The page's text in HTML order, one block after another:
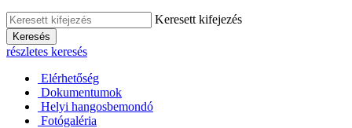
Keresett kifejezés
Keresés
részletes keresés
Elérhetőség
Dokumentumok
Helyi hangosbemondó
Fotógaléria